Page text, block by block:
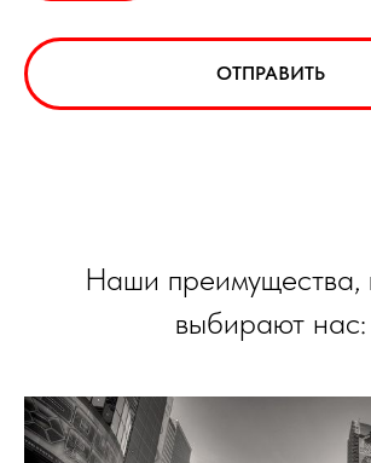
ОТПРАВИТЬ
Наши преимущества,
выбирают нас: